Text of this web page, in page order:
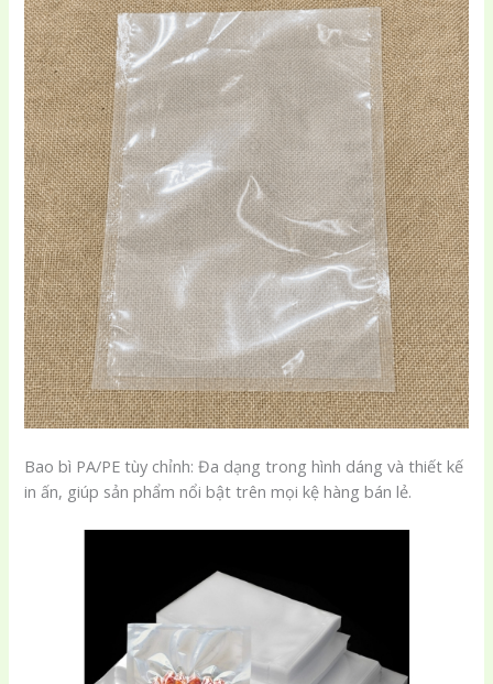
Bao bì PA/PE tùy chỉnh: Đa dạng trong hình dáng và thiết kế
in ấn, giúp sản phẩm nổi bật trên mọi kệ hàng bán lẻ.